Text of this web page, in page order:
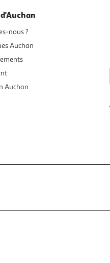
nous ?
Auchan
Auchan